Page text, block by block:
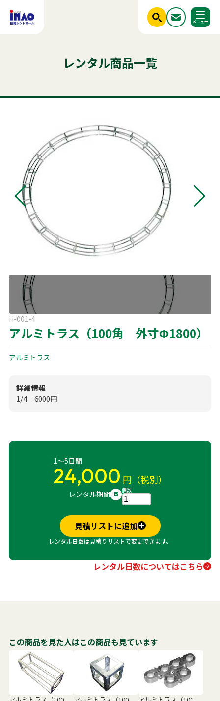
ご利用シーンから探す
はじめての方へ
レンタル規約
店舗情報
よくある質問
プライバシーポリシー
電話お問い合わせ
板付店 092-589-0170
受付時間: 8:30〜17:00（平日）
※最終受付16:30まで
甘木店
閉じる
テントテーブル発電機クーラー椅子ベンチフライヤー
商品ジャンルから探す ご利用シーンから探す
照明機器
事務用品
展示会用品 神事・セレモニー用品
パーティー用品
電化製品
スポーツ その他
レンタル商品一覧
アルミトラス（100角 外寸Φ1800）
H-001-4
アルミトラス
詳細情報
1/4 6000円
1～5日間
24,000 円（税別）
レンタル期間 B 個数
見積リストに追加
レンタル日数は見積りリストで変更できます。
レンタル日数についてはこちら
この商品を見た人はこの商品も見ています